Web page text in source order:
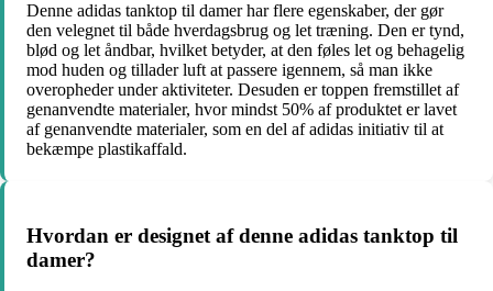
Denne adidas tanktop til damer har flere egenskaber, der gør
den velegnet til både hverdagsbrug og let træning. Den er tynd,
blød og let åndbar, hvilket betyder, at den føles let og behagelig
mod huden og tillader luft at passere igennem, så man ikke
overopheder under aktiviteter. Desuden er toppen fremstillet af
genanvendte materialer, hvor mindst 50% af produktet er lavet
af genanvendte materialer, som en del af adidas initiativ til at
bekæmpe plastikaffald.
Hvordan er designet af denne adidas tanktop til
damer?